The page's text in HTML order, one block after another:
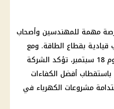
فرصة مهمة للمهندسين وأصحاب
قيادية بقطاع الطاقة. ومع
تحديد موعد نهائي للتقديم يوم 18 سبتمبر، تؤكد الشركة
باستقطاب أفضل الكفاءات
مشروعات الكهرباء في